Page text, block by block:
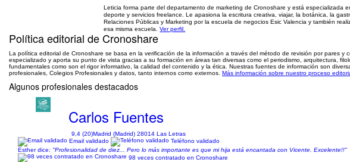
Leticia forma parte del departamento de marketing de Cronoshare y está especializada
deporte y servicios freelance. Le apasiona la escritura creativa, viajar, la botánica, la
Relaciones Públicas y Marketing por la escuela de negocios Esic Valencia y también
esa misma escuela.Ver perfil.
Política editorial de Cronoshare
La política editorial de Cronoshare se basa en la verificación de la información a través del método de revisión por pares y
especializado y aporta su punto de vista gracias a su formación en áreas tan diversas como el periodismo, arquitectura,
fundamentales como son el rigor informativo, la calidad del contenido y la ética. Nuestras fuentes de información son
profesionales, Colegios Profesionales y datos, tanto internos como externos. Más información sobre nuestro proceso
Algunos profesionales destacados
Carlos Fuentes
9,4 (20)Madrid (Madrid) 28014 Las Letras
Email validado
Teléfono validado
Esther dice: "Profesionalidad de diez... Pero lo más importante es que mi hija está encantada con Vicente. Excelente!!"
98 veces contratado en Cronoshare